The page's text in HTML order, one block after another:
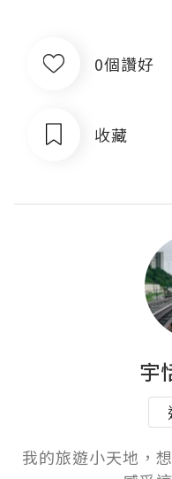
0個讚好
收藏
宇
我的旅遊小天地，